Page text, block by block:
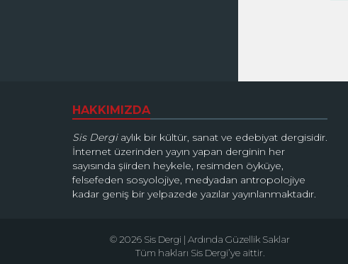
HAKKIMIZDA
Sis Dergiaylık bir kültür, sanat ve edebiyat dergisidir.
İnternet üzerinden yayın yapan derginin her
sayısında şiirden heykele, resimden öyküye,
felsefeden sosyolojiye, medyadan antropolojiye
kadar geniş bir yelpazede yazılar yayınlanmaktadır.
© 2026 Sis Dergi | Ardında Güzellik Saklar
Tüm hakları Sis Dergi’ye aittir.